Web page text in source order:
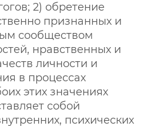
2) обретение
признанных и
сообществом
нравственных и
личности и
в процессах
этих значениях
собой
психических